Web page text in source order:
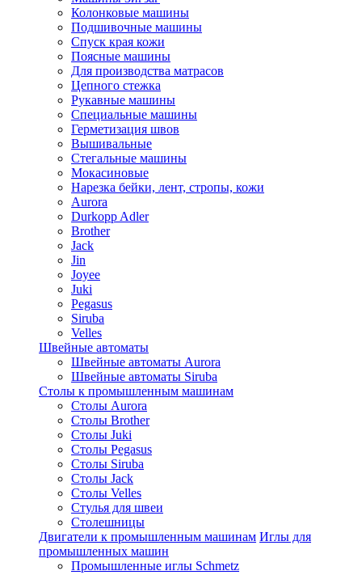
Колонковые машины
Подшивочные машины
Спуск края кожи
Поясные машины
Для производства матрасов
Цепного стежка
Рукавные машины
Специальные машины
Герметизация швов
Вышивальные
Стегальные машины
Мокасиновые
Нарезка бейки, лент, стропы, кожи
Aurora
Durkopp Adler
Brother
Jack
Jin
Joyee
Juki
Pegasus
Siruba
Velles
Швейные автоматы
Швейные автоматы Aurora
Швейные автоматы Siruba
Столы к промышленным машинам
Столы Aurora
Столы Brother
Столы Juki
Столы Pegasus
Столы Siruba
Столы Jack
Столы Velles
Стулья для швеи
Столешницы
Двигатели к промышленным машинам Иглы для
промышленных машин
Промышленные иглы Schmetz